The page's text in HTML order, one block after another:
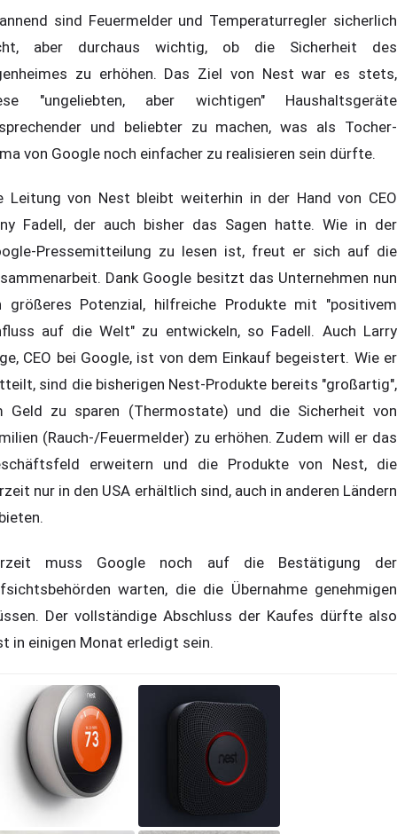
sind Feuermelder und Temperaturregler sicherlich
aber durchaus wichtig, ob die Sicherheit des
zu erhöhen. Das Ziel von Nest war es stets,
"ungeliebten, aber wichtigen" Haushaltsgeräte
und beliebter zu machen, was als Tocher-
von Google noch einfacher zu realisieren sein dürfte.
Leitung von Nest bleibt weiterhin in der Hand von CEO
Fadell, der auch bisher das Sagen hatte. Wie in der
Pressemitteilung zu lesen ist, freut er sich auf die
Dank Google besitzt das Unternehmen nun
größeres Potenzial, hilfreiche Produkte mit "positivem
auf die Welt" zu entwickeln, so Fadell. Auch Larry
CEO bei Google, ist von dem Einkauf begeistert. Wie er
sind die bisherigen Nest-Produkte bereits "großartig",
Geld zu sparen (Thermostate) und die Sicherheit von
(Rauch-/Feuermelder) zu erhöhen. Zudem will er das
erweitern und die Produkte von Nest, die
nur in den USA erhältlich sind, auch in anderen Ländern
muss Google noch auf die Bestätigung der
warten, die die Übernahme genehmigen
Der vollständige Abschluss der Kaufes dürfte also
in einigen Monat erledigt sein.